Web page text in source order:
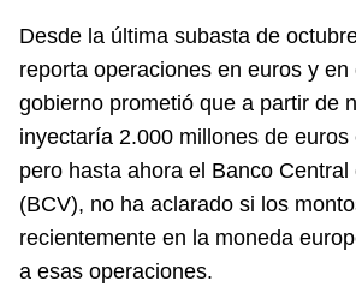
Desde la última subasta de
reporta operaciones en euros y en
gobierno prometió que a partir de
inyectaría 2.000 millones de euros
pero hasta ahora el Banco Central
(BCV), no ha aclarado si los
recientemente en la moneda
a esas operaciones.